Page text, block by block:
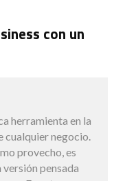
con un
herramienta en la
cualquier negocio.
provecho, es
pensada